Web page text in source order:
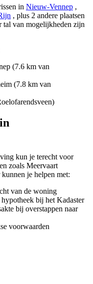
in Nieuw-Vennep ,
, plus 2 andere plaatsen
tal van mogelijkheden zijn
(7.6 km van
(7.8 km van
kun je terecht voor
zoals Meervaart
je helpen met:
van de woning
bij het Kadaster
bij overstappen naar
voorwaarden